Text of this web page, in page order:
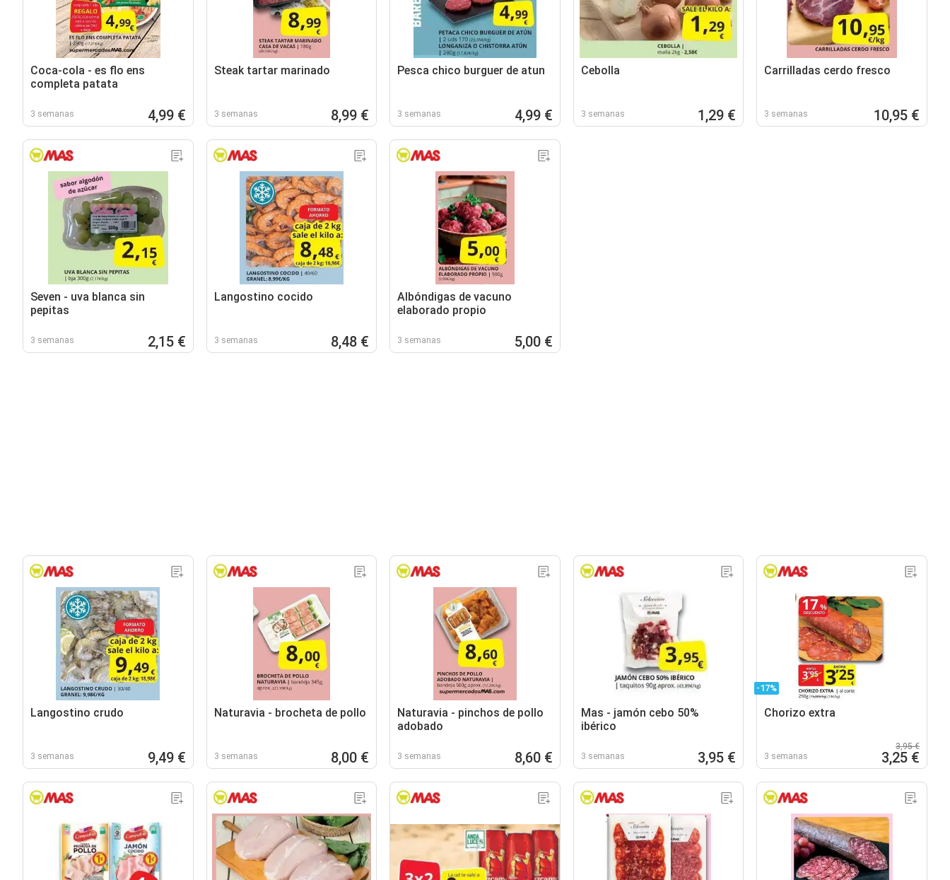
Coca-cola - es flo ens
completa patata
3 semanas 4,99 €
Steak tartar marinado
3 semanas 8,99 €
Pesca chico burguer de atun
3 semanas 4,99 €
Cebolla
3 semanas 1,29 €
Carrilladas cerdo fresco
3 semanas 10,95 €
Seven - uva blanca sin
pepitas
3 semanas 2,15 €
Langostino cocido
3 semanas 8,48 €
Albóndigas de vacuno
elaborado propio
3 semanas 5,00 €
Langostino crudo
3 semanas 9,49 €
Naturavia - brocheta de pollo
3 semanas 8,00 €
Naturavia - pinchos de pollo
adobado
3 semanas 8,60 €
Mas - jamón cebo 50%
ibérico
3 semanas 3,95 €
-17%
Chorizo extra
3 semanas
3,95 €
3,25 €